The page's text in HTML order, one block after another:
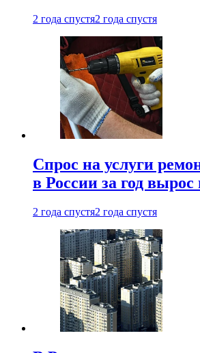
2 года спустя2 года спустя
Спрос на услуги
в России за год вырос
2 года спустя2 года спустя